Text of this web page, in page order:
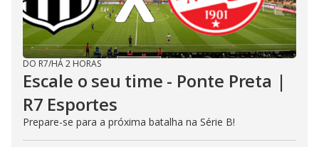
DO R7/HÁ 2 HORAS
Escale o seu time - Ponte Preta |
R7 Esportes
Prepare-se para a próxima batalha na Série B!